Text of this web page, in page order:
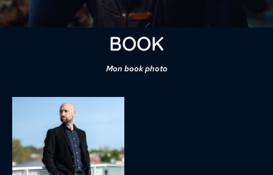
BOOK
Mon book photo